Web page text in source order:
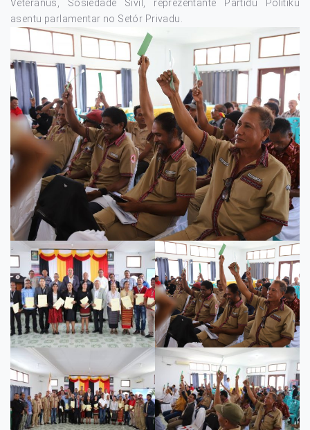
Veteranus, Sosiedade Sivíl, reprezentante Partidu Politiku
asentu parlamentar no Setór Privadu.